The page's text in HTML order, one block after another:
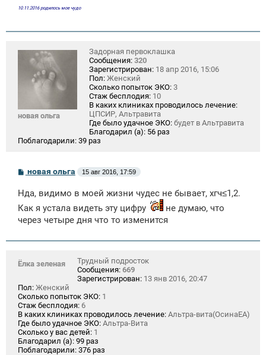
10.11.2016 родилось мое чудо
новая ольга
Задорная первоклашка
Сообщения: 320
Зарегистрирован: 18 апр 2016, 15:06
Пол: Женский
Сколько попыток ЭКО: 3
Стаж бесплодия: 10
В каких клиниках проводилось лечение:
ЦПСИР, Альтравита
Где было удачное ЭКО: будет в Альтравита
Благодарил (а): 56 раз
Поблагодарили: 39 раз
С
о
б
е
н
новая ольга 15 авг 2016, 17:59
Нда, видимо в моей жизни чудес не бывает, хгч≤1,2.
Как я устала видеть эту цифру
не думаю, что
через четыре дня что то изменится
Ёлка зеленая
Трудный подросток
Сообщения: 669
Зарегистрирован: 13 янв 2016, 20:47
Пол: Женский
Сколько попыток ЭКО: 1
Стаж бесплодия: 6
В каких клиниках проводилось лечение: Альтра-вита(ОсинаЕА)
Где было удачное ЭКО: Альтра-Вита
Сколько у вас детей: 1
Благодарил (а): 99 раз
Поблагодарили: 376 раз